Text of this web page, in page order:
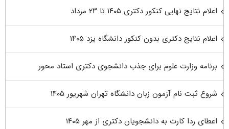
اعلام نتایج نهایی کنکور دکتری ۱۴۰۵ تا ۲۳ مرداد
اعلام نتایج دکتری بدون کنکور دانشگاه یزد ۱۴۰۵
برنامه وزارت علوم برای جذب دانشجوی دکتری استاد محور
شروع ثبت نام آزمون زبان دانشگاه تهران شهریور ۱۴۰۵
اعطای ردا کارت به دانشجویان دکتری از مهر ۱۴۰۵